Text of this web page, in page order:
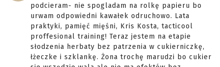
podcieram- nie spogladam na rolkę papieru bo
urwam odpowiedni kawałek odruchowo. Lata
praktyki, pamięć mięśni, Kris Kosta, tacticool
proffesional training! Teraz jestem na etapie
słodzenia herbaty bez patrzenia w cukierniczkę,
łżeczke i szklankę. Żona trochę marudzi bo cukier